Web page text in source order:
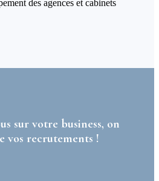
des agences et cabinets
sur votre business, on
vos recrutements !